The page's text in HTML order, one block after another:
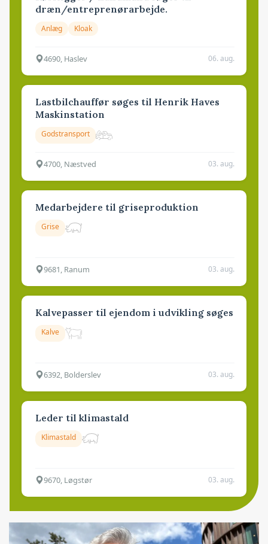
dræn/entreprenørarbejde.
Anlæg Kloak
4690, Haslev 06. aug.
Lastbilchauffør søges til Henrik Haves
Maskinstation
Godstransport
4700, Næstved 03. aug.
Medarbejdere til griseproduktion
Grise
9681, Ranum 03. aug.
Kalvepasser til ejendom i udvikling søges
Kalve
6392, Bolderslev 03. aug.
Leder til klimastald
Klimastald
9670, Løgstør 03. aug.